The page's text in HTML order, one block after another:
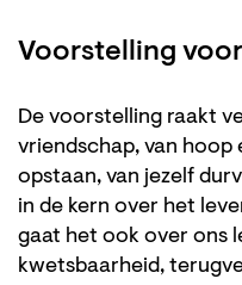
Voorstelling
De voorstelling raakt
vriendschap, van hoop
opstaan, van jezelf
in de kern over het
gaat het ook over ons
kwetsbaarheid,